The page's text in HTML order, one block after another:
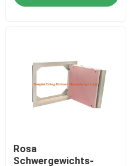
Rosa
Schwergewichts-